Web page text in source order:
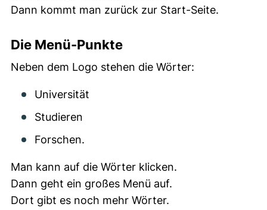
Dann kommt man zurück zur Start-Seite.
Die Menü-Punkte
Neben dem Logo stehen die Wörter:
Universität
Studieren
Forschen.
Man kann auf die Wörter klicken.
Dann geht ein großes Menü auf.
Dort gibt es noch mehr Wörter.